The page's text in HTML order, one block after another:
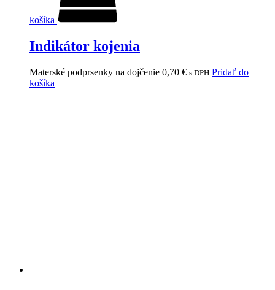
košíka
Indikátor kojenia
Materské podprsenky na dojčenie 0,70 € s DPH Pridať do
košíka